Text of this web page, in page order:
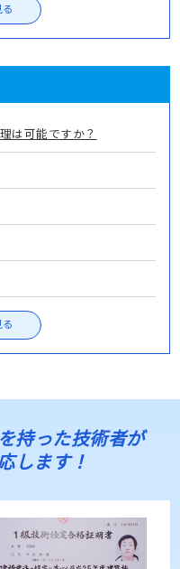
は可能ですか？
持った技術者が
します！